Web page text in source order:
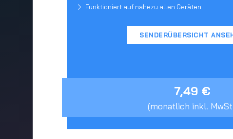
Funktioniert auf nahezu allen Geräten
SENDERÜBERSICHT
7,49 €
(monatlich inkl.